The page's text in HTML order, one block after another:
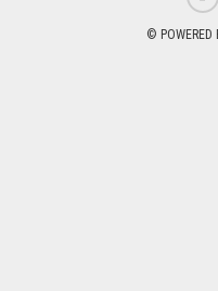
© POWERED